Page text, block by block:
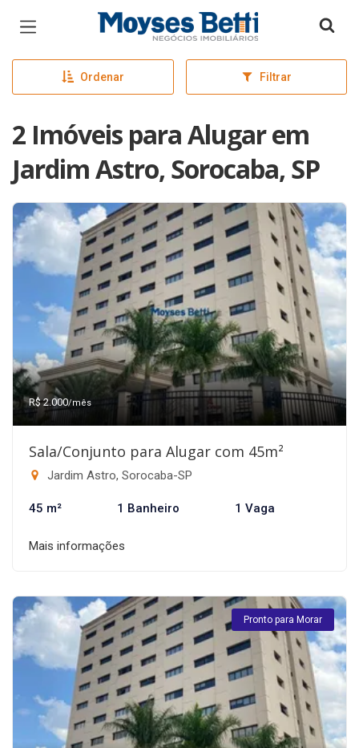
Página inicial
Ordenar Filtrar
2 Imóveis para Alugar em
Jardim Astro, Sorocaba, SP
R$ 2.000/mês
Sala/Conjunto para Alugar com 45m²
Jardim Astro, Sorocaba-SP
45 m² 1 Banheiro 1 Vaga
Mais informações
Pronto para Morar